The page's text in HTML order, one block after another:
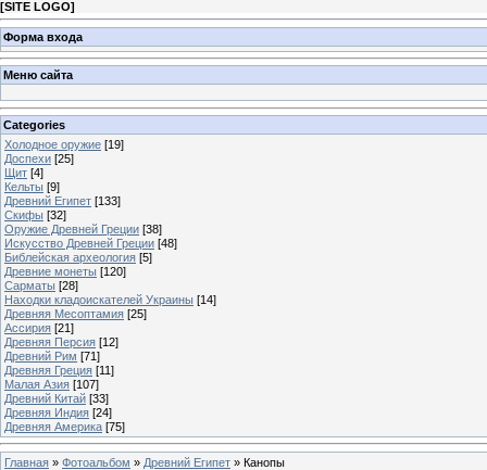
[SITE LOGO]
Форма входа
Меню сайта
Categories
Холодное оружие [19]
Доспехи [25]
Щит [4]
Кельты [9]
Древний Египет [133]
Скифы [32]
Оружие Древней Греции [38]
Искусство Древней Греции [48]
Библейская археология [5]
Древние монеты [120]
Сарматы [28]
Находки кладоискателей Украины [14]
Древняя Месоптамия [25]
Ассирия [21]
Древняя Персия [12]
Древний Рим [71]
Древняя Греция [11]
Малая Азия [107]
Древний Китай [33]
Древняя Индия [24]
Древняя Америка [75]
Главная » Фотоальбом » Древний Египет » Канопы